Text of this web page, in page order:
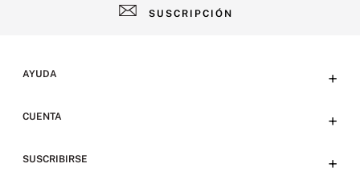
SUSCRIPCIÓN
AYUDA +
Preguntas frecuentes
CUENTA +
SUSCRIBIRSE +